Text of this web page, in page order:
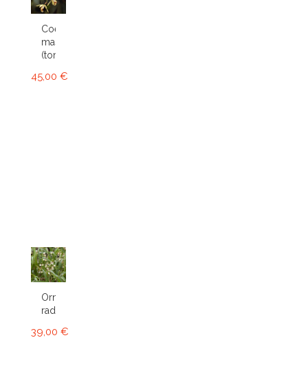
Coelogyne
massangeana
(tomentosa)
45,00 €
Ornithophora
radicans...
39,00 €